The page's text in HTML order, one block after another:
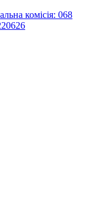
комісія: 068